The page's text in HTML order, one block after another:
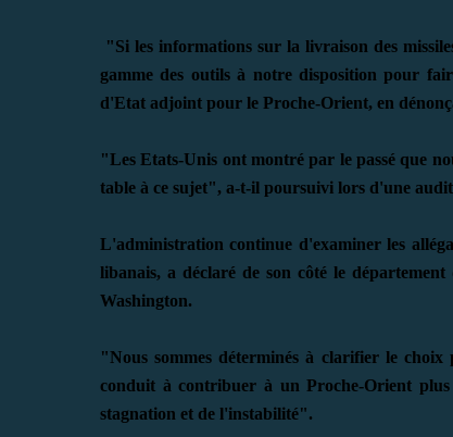
"Si les informations sur la livraison des
gamme des outils à notre disposition pour
d'Etat adjoint pour le Proche-Orient, en
"Les Etats-Unis ont montré par le passé que
table à ce sujet", a-t-il poursuivi lors d'une
L'administration continue d'examiner les
libanais, a déclaré de son côté le
Washington.
"Nous sommes déterminés à clarifier le
conduit à contribuer à un Proche-Orient
stagnation et de l'instabilité".